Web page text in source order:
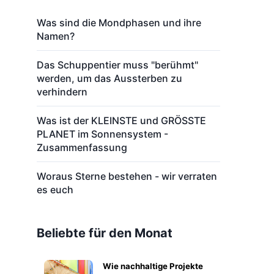
Was sind die Mondphasen und ihre
Namen?
Das Schuppentier muss "berühmt"
werden, um das Aussterben zu
verhindern
Was ist der KLEINSTE und GRÖSSTE
PLANET im Sonnensystem -
Zusammenfassung
Woraus Sterne bestehen - wir verraten
es euch
Beliebte für den Monat
Wie nachhaltige Projekte